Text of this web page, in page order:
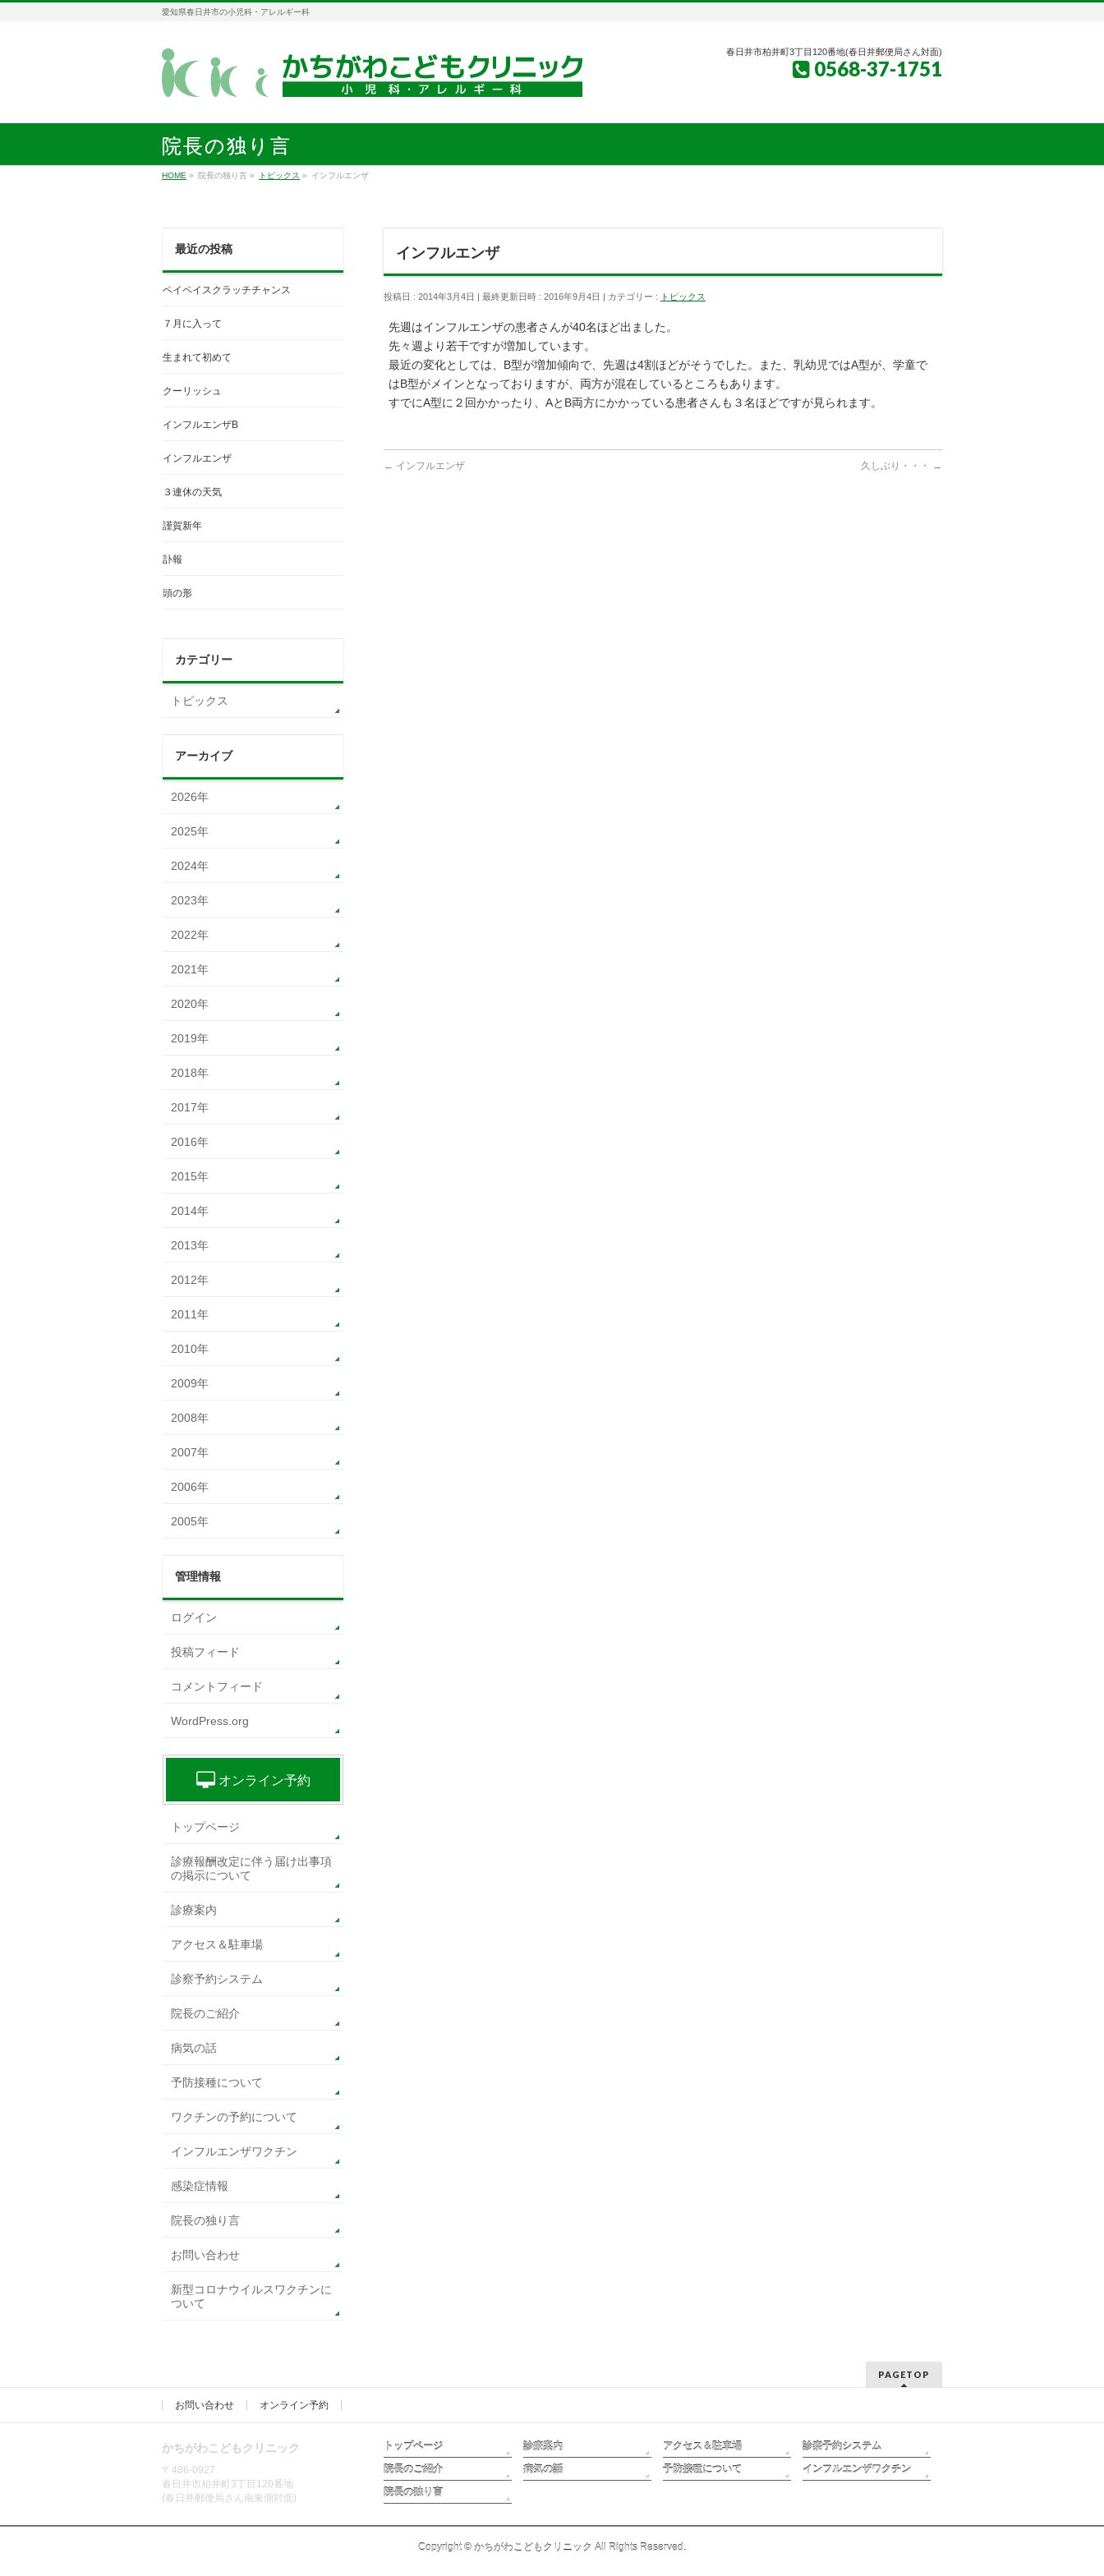
愛知県春日井市の小児科・アレルギー科
春日井市柏井町3丁目120番地(春日井郵便局さん対面)
0568-37-1751
院長の独り言
HOME » 院長の独り言 » トピックス » インフルエンザ
インフルエンザ
投稿日 : 2014年3月4日 最終更新日時 : 2016年9月4日 カテゴリー : トピックス
先週はインフルエンザの患者さんが40名ほど出ました。
先々週より若干ですが増加しています。
最近の変化としては、B型が増加傾向で、先週は4割ほどがそうでした。また、乳幼児ではA型が、学童で
はB型がメインとなっておりますが、両方が混在しているところもあります。
すでにA型に２回かかったり、AとB両方にかかっている患者さんも３名ほどですが見られます。
← インフルエンザ 久しぶり・・・ →
最近の投稿
ペイペイスクラッチチャンス
７月に入って
生まれて初めて
クーリッシュ
インフルエンザB
インフルエンザ
３連休の天気
謹賀新年
訃報
頭の形
カテゴリー
トピックス
アーカイブ
2026年
2025年
2024年
2023年
2022年
2021年
2020年
2019年
2018年
2017年
2016年
2015年
2014年
2013年
2012年
2011年
2010年
2009年
2008年
2007年
2006年
2005年
管理情報
ログイン
投稿フィード
コメントフィード
WordPress.org
オンライン予約
トップページ
診療報酬改定に伴う届け出事項
の掲示について
診療案内
アクセス＆駐車場
診察予約システム
院長のご紹介
病気の話
予防接種について
ワクチンの予約について
インフルエンザワクチン
感染症情報
院長の独り言
お問い合わせ
新型コロナウイルスワクチンに
ついて
PAGETOP
お問い合わせ オンライン予約
かちがわこどもクリニック
〒486-0927
春日井市柏井町3丁目120番地
(春日井郵便局さん南東側対面)
トップページ 診療案内 アクセス＆駐車場
診察予約システム
院長のご紹介
病気の話 予防接種について
インフルエンザワクチン
院長の独り言
Copyright © かちがわこどもクリニック All Rights Reserved.